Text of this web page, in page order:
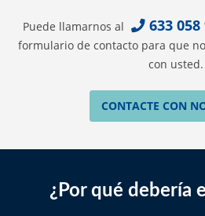
Puede llamarnos al 633 058
formulario de contacto para que
con usted.
CONTACTE CON
¿Por qué debería